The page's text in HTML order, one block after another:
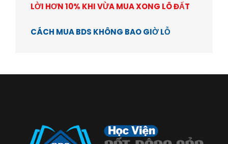
LỜI HƠN 10% KHI VỪA MUA XONG LÔ ĐẤT
CÁCH MUA BDS KHÔNG BAO GIỜ LỖ